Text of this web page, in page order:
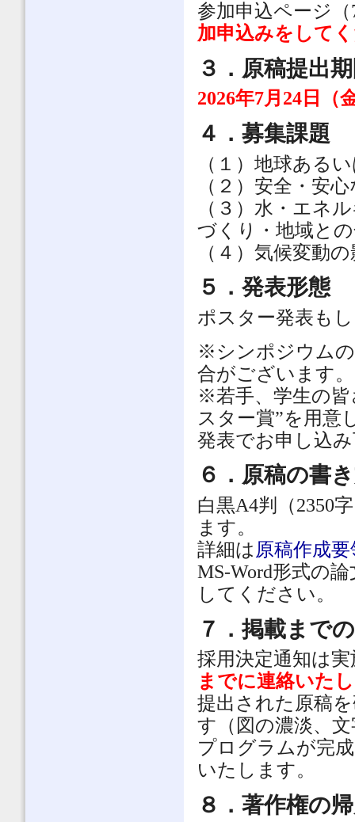
参加申込ページ
加申込みをして
３．原稿提出
2026年7月24日（
４．募集課題
（１）地球ある
（２）安全・安
（３）水・エネ
づくり・地域と
（４）気候変動
５．発表形態
ポスター発表も
※シンポジウム
合がございます。
※若手、学生の皆
スター賞”を用意
発表でお申し込
６．原稿の書
白黒A4判（2350
ます。
詳細は 原稿作成要
MS-Word形式の
してください。
７．掲載まで
採用決定通知は
までに連絡いた
提出された原稿
す（図の濃淡、
プログラムが完
いたします。
８．著作権の